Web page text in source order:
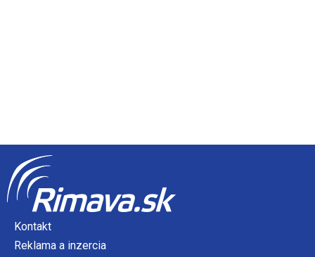
Kontakt
Reklama a inzercia